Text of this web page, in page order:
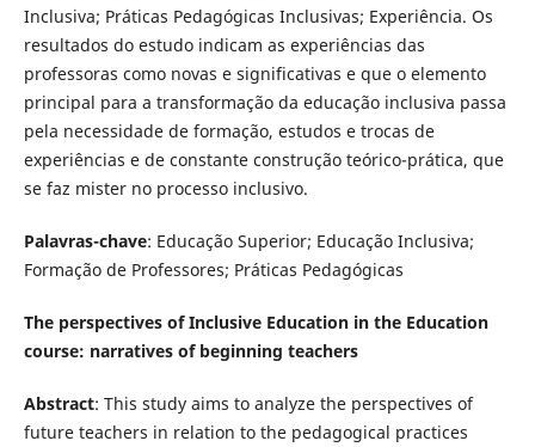
Inclusiva; Práticas Pedagógicas Inclusivas; Experiência. Os
resultados do estudo indicam as experiências das
professoras como novas e significativas e que o elemento
principal para a transformação da educação inclusiva passa
pela necessidade de formação, estudos e trocas de
experiências e de constante construção teórico-prática, que
se faz mister no processo inclusivo.
Palavras-chave: Educação Superior; Educação Inclusiva;
Formação de Professores; Práticas Pedagógicas
The perspectives of Inclusive Education in the Education
course: narratives of beginning teachers
Abstract: This study aims to analyze the perspectives of
future teachers in relation to the pedagogical practices